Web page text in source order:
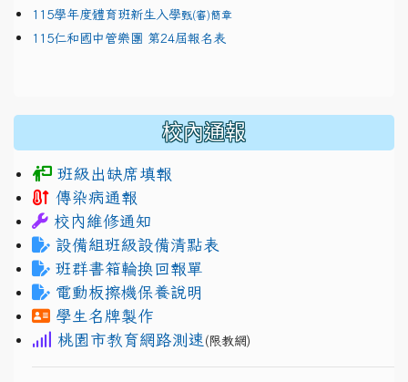
115學年度體育班新生入學甄(審)簡章
115仁和國中管樂團 第24屆報名表
校內通報
班級出缺席填報
傳染病通報
校內維修通知
設備組班級設備清點表
班群書箱輪換回報單
電動板擦機保養說明
學生名牌製作
桃園市教育網路測速 (限教網)